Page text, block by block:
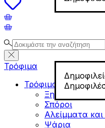
Τρόφιμα
Τρόφιμα για Fitness
Ξηροί Καρποί
Σπόροι
Αλείμματα
Ψάρια